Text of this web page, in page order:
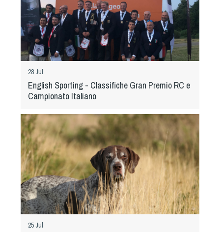
28 Jul
English Sporting - Classifiche Gran Premio RC e
Campionato Italiano
25 Jul
Convenzioni
Società
Tesserati
Albo Fornitori
Scuole Federali
Tecnici
Formazione
Calendario Manifestazioni
Organi di Giustizia - Dispositivi
Modelli e moduli
Albo Atleti Cinofili
Guida Locandine Ufficiali